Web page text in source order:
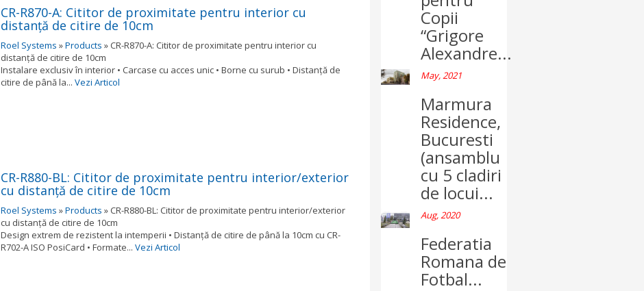
CR-R870-A: Cititor de proximitate pentru interior cu
distanţă de citire de 10cm
Roel Systems »Products » CR-R870-A: Cititor de proximitate pentru interior cu
distanţă de citire de 10cm
Instalare exclusiv în interior • Carcase cu acces unic • Borne cu surub • Distanţă de
citire de până la... Vezi Articol
CR-R880-BL: Cititor de proximitate pentru interior/exterior
cu distanţă de citire de 10cm
Roel Systems »Products » CR-R880-BL: Cititor de proximitate pentru interior/exterior
cu distanţă de citire de 10cm
Design extrem de rezistent la intemperii • Distanţă de citire de până la 10cm cu CR-
R702-A ISO PosiCard • Formate... Vezi Articol
Copii
“Grigore
Alexandre...
May, 2021
Marmura
Residence,
Bucuresti
(ansamblu
cu 5 cladiri
de locui...
Aug, 2020
Federatia
Romana de
Fotbal...